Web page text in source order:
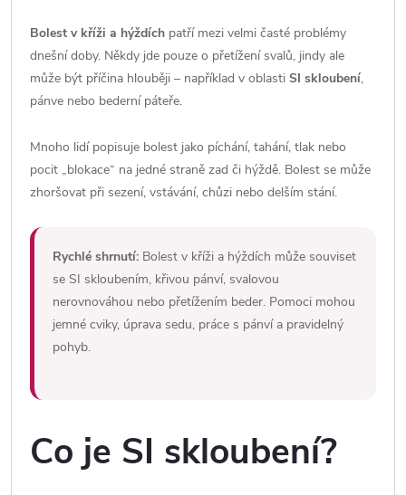
Bolest v kříži a hýždích patří mezi velmi časté problémy
dnešní doby. Někdy jde pouze o přetížení svalů, jindy ale
může být příčina hlouběji – například v oblasti SI skloubení,
pánve nebo bederní páteře.
Mnoho lidí popisuje bolest jako píchání, tahání, tlak nebo
pocit „blokace“ na jedné straně zad či hýždě. Bolest se může
zhoršovat při sezení, vstávání, chůzi nebo delším stání.
Rychlé shrnutí: Bolest v kříži a hýždích může souviset
se SI skloubením, křivou pánví, svalovou
nerovnováhou nebo přetížením beder. Pomoci mohou
jemné cviky, úprava sedu, práce s pánví a pravidelný
pohyb.
Co je SI skloubení?